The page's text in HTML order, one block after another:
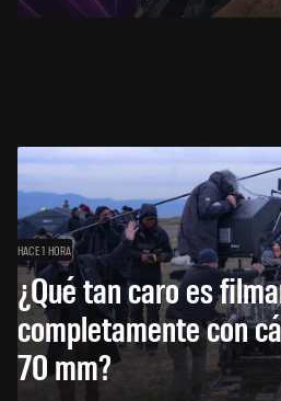
HACE 1 HORA
¿Qué tan caro es
completamente con
70 mm?